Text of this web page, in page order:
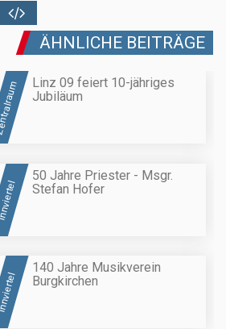
ÄHNLICHE BEITRÄGE
Linz 09 feiert 10-jähriges
Jubiläum
50 Jahre Priester - Msgr.
Stefan Hofer
140 Jahre Musikverein
Burgkirchen